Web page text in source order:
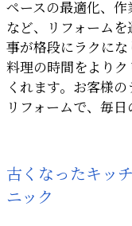
ペースの最適化、
など、リフォーム
事が格段にラクに
料理の時間をより
くれます。お客様
リフォームで、毎
古くなったキッ
ニック